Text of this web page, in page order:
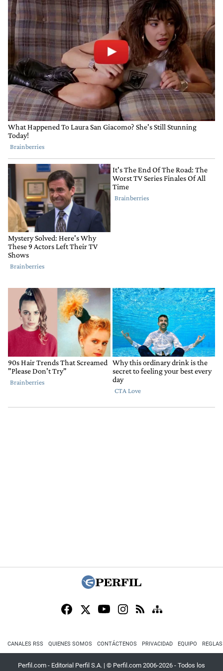
CANALES RSS QUIENES SOMOS CONTÁCTENOS PRIVACIDAD EQUIPO
Perfil.com - Editorial Perfil S.A. | © Perfil.com 2006-2026 - Todos los